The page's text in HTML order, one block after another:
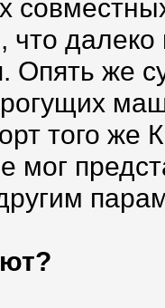
что
Опять же
того же
мог